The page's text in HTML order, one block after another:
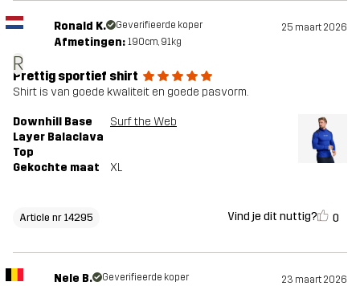
R
Ronald K. Geverifieerde koper 25 maart 2026
Afmetingen: 190cm, 91kg
Prettig sportief shirt
Shirt is van goede kwaliteit en goede pasvorm.
Downhill Base
Layer Balaclava
Top
Surf the Web
Gekochte maat XL
Article nr 14295 Vind je dit nuttig? 0
Nele B. Geverifieerde koper 23 maart 2026